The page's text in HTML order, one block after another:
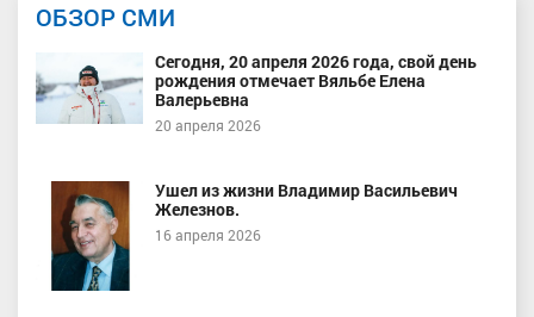
ОБЗОР СМИ
Сегодня, 20 апреля 2026 года, свой день
рождения отмечает Вяльбе Елена
Валерьевна
20 апреля 2026
Ушел из жизни Владимир Васильевич
Железнов.
16 апреля 2026